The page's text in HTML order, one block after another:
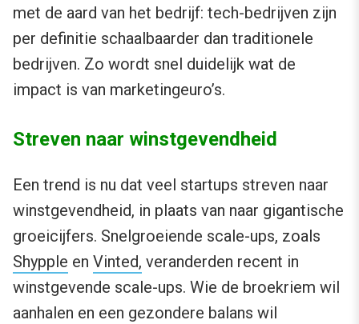
met de aard van het bedrijf: tech-bedrijven zijn
per definitie schaalbaarder dan traditionele
bedrijven. Zo wordt snel duidelijk wat de
impact is van marketingeuro’s.
Streven naar winstgevendheid
Een trend is nu dat veel startups streven naar
winstgevendheid, in plaats van naar gigantische
groeicijfers. Snelgroeiende scale-ups, zoals
Shypple en Vinted, veranderden recent in
winstgevende scale-ups. Wie de broekriem wil
aanhalen en een gezondere balans wil